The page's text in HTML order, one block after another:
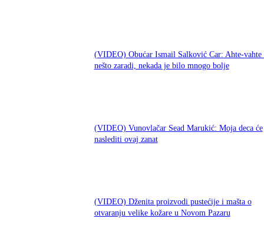
(VIDEO) Obućar Ismail Salković Car: Ahte-vahte
nešto zaradi, nekada je bilo mnogo bolje
(VIDEO) Vunovlačar Sead Marukić: Moja deca će
naslediti ovaj zanat
(VIDEO) Dženita proizvodi pustećije i mašta o
otvaranju velike kožare u Novom Pazaru